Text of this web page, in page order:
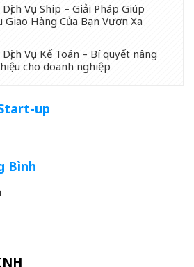
Vụ Ship – Giải Pháp Giúp
Hàng Của Bạn Vươn Xa
Vụ Kế Toán – Bí quyết nâng
cho doanh nghiệp
up
Bình